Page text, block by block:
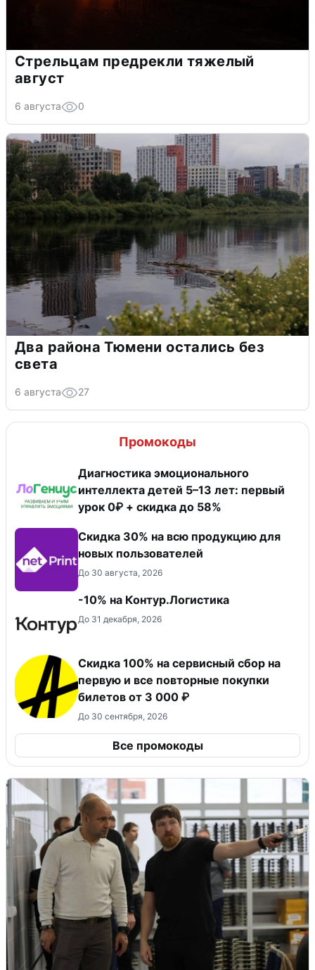
Стрельцам предрекли тяжелый
август
6 августа 0
Два района Тюмени остались без
света
6 августа 27
Промокоды
Диагностика эмоционального
интеллекта детей 5–13 лет: первый
урок 0₽ + скидка до 58%
Скидка 30% на всю продукцию для
новых пользователей
До 30 августа, 2026
-10% на Контур.Логистика
До 31 декабря, 2026
Скидка 100% на сервисный сбор на
первую и все повторные покупки
билетов от 3 000 ₽
До 30 сентября, 2026
Все промокоды